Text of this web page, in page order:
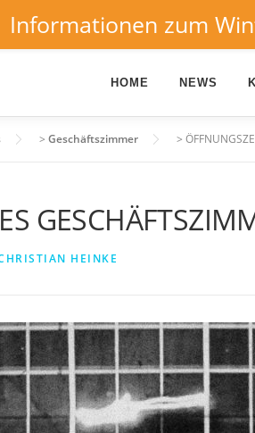
HOME NEWS
> Geschäftszimmer >
HEINKE
Informationen zum